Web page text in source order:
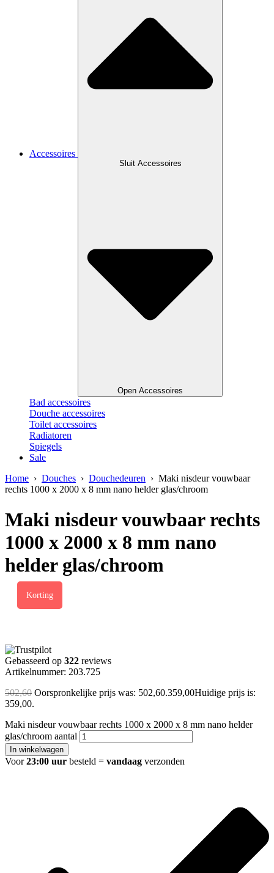
Accessoires
Sluit Accessoires
Open Accessoires
Bad accessoires
Douche accessoires
Toilet accessoires
Radiatoren
Spiegels
Sale
Home › Douches › Douchedeuren › Maki nisdeur vouwbaar
rechts 1000 x 2000 x 8 mm nano helder glas/chroom
Maki nisdeur vouwbaar rechts
1000 x 2000 x 8 mm nano
helder glas/chroom
Korting
Gebasseerd op 322 reviews
Artikelnummer: 203.725
502,60 Oorspronkelijke prijs was: 502,60.359,00Huidige prijs is:
359,00.
Maki nisdeur vouwbaar rechts 1000 x 2000 x 8 mm nano helder
glas/chroom aantal
In winkelwagen
Voor23:00 uur besteld = vandaag verzonden